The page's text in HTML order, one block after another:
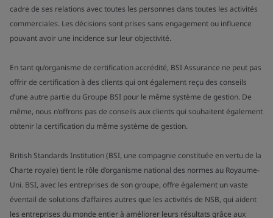
cadre de ses relations avec toutes les personnes dans toutes les activités
commerciales. Les décisions sont prises sans engagement ou influence
pouvant avoir une incidence sur leur objectivité.
En tant qu’organisme de certification accrédité, BSI Assurance ne peut pas
offrir de certification à des clients qui ont également reçu des conseils
d’une autre partie du Groupe BSI pour le même système de gestion. De
même, nous n’offrons pas de conseils aux clients qui souhaitent également
obtenir la certification du même système de gestion.
British Standards Institution (BSI, une compagnie constituée en vertu de la
Charte royale) tient le rôle d’organisme national des normes au Royaume-
Uni. BSI, avec les entreprises de son groupe, offre également un vaste
éventail de solutions d’affaires autres que les activités de NSB, qui aident
les entreprises du monde entier à améliorer leurs résultats grâce aux